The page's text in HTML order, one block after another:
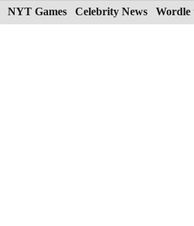
NYT Games Celebrity News Wordle